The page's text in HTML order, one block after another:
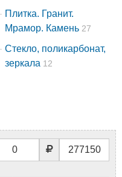
Плитка. Гранит.
Мрамор. Камень 27
Стекло, поликарбонат,
зеркала 12